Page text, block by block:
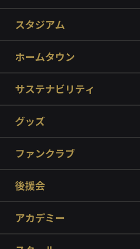
スタジアム
ホームタウン
サステナビリティ
グッズ
ファンクラブ
後援会
アカデミー